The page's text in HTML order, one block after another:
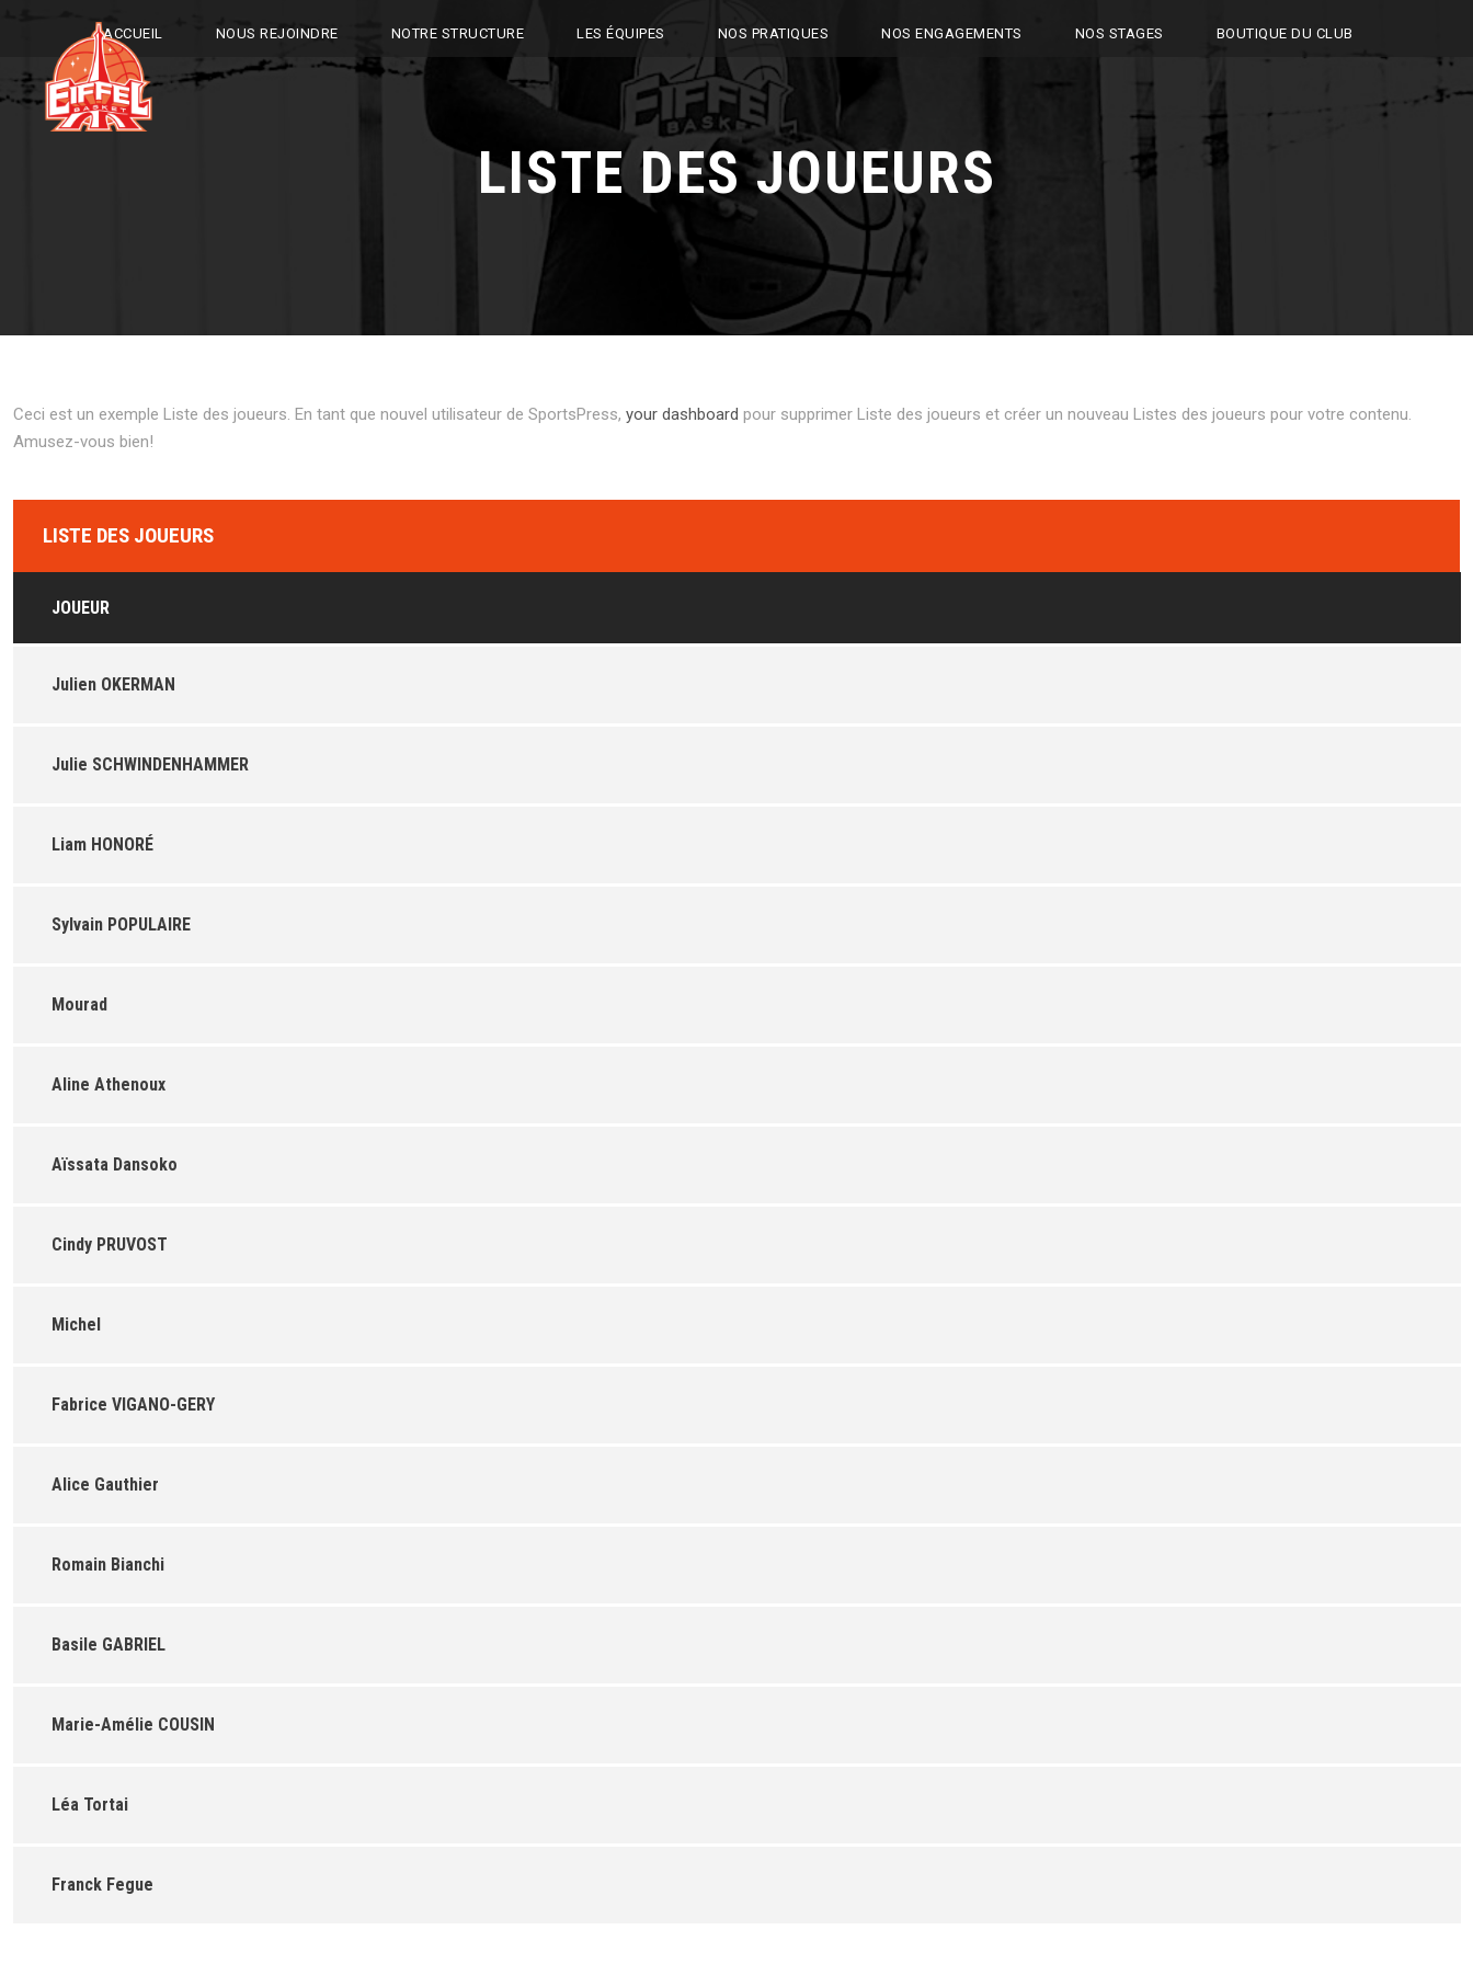
ACCUEIL NOUS REJOINDRE NOTRE STRUCTURE LES ÉQUIPES NOS PRATIQUES NOS ENGAGEMENTS NOS STAGES BOUTIQUE DU CLUB
LISTE DES JOUEURS
Ceci est un exemple Liste des joueurs. En tant que nouvel utilisateur de SportsPress, your dashboard pour supprimer Liste des joueurs et créer un nouveau Listes des joueurs pour votre contenu.
Amusez-vous bien!
LISTE DES JOUEURS
JOUEUR
Julien OKERMAN
Julie SCHWINDENHAMMER
Liam HONORÉ
Sylvain POPULAIRE
Mourad
Aline Athenoux
Aïssata Dansoko
Cindy PRUVOST
Michel
Fabrice VIGANO-GERY
Alice Gauthier
Romain Bianchi
Basile GABRIEL
Marie-Amélie COUSIN
Léa Tortai
Franck Fegue